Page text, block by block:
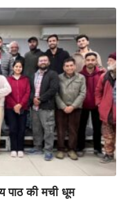
पाठ की मची धूम